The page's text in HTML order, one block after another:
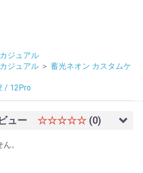
カジュアル
カジュアル ＞ 蓄光ネオン カスタムケ
/ 12Pro
ュー ☆☆☆☆☆ (0)
。